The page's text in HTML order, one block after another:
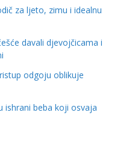
za ljeto, zimu i idealnu
davali djevojčicama i
odgoju oblikuje
ishrani beba koji osvaja